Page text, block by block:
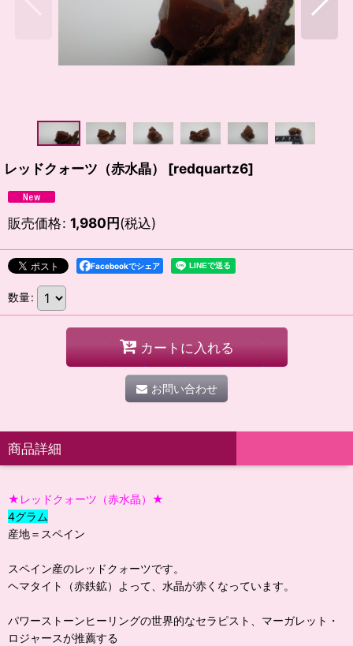
レッドクォーツ（赤水晶） [redquartz6]
販売価格: 1,980円(税込)
Facebookでシェア
数量:
カートに入れる
お問い合わせ
商品詳細
★レッドクォーツ（赤水晶）★
4グラム
産地＝スペイン
スペイン産のレッドクォーツです。
ヘマタイト（赤鉄鉱）よって、水晶が赤くなっています。
パワーストーンヒーリングの世界的なセラピスト、マーガレット・
ロジャースが推薦する